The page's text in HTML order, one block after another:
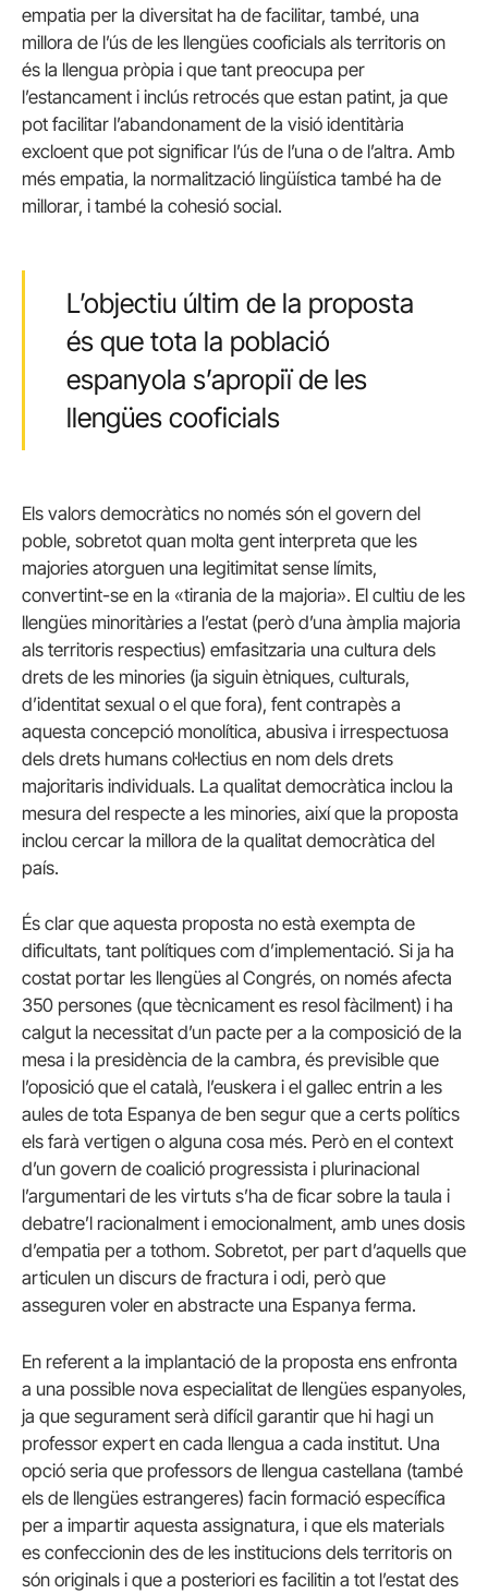
empatia per la diversitat ha de facilitar, també, una
millora de l’ús de les llengües cooficials als territoris on
és la llengua pròpia i que tant preocupa per
l’estancament i inclús retrocés que estan patint, ja que
pot facilitar l’abandonament de la visió identitària
excloent que pot significar l’ús de l’una o de l’altra. Amb
més empatia, la normalització lingüística també ha de
millorar, i també la cohesió social.
L’objectiu últim de la proposta
és que tota la població
espanyola s’apropiï de les
llengües cooficials
Els valors democràtics no només són el govern del
poble, sobretot quan molta gent interpreta que les
majories atorguen una legitimitat sense límits,
convertint-se en la «tirania de la majoria». El cultiu de les
llengües minoritàries a l’estat (però d’una àmplia majoria
als territoris respectius) emfasitzaria una cultura dels
drets de les minories (ja siguin ètniques, culturals,
d’identitat sexual o el que fora), fent contrapès a
aquesta concepció monolítica, abusiva i irrespectuosa
dels drets humans col·lectius en nom dels drets
majoritaris individuals. La qualitat democràtica inclou la
mesura del respecte a les minories, així que la proposta
inclou cercar la millora de la qualitat democràtica del
país.
És clar que aquesta proposta no està exempta de
dificultats, tant polítiques com d’implementació. Si ja ha
costat portar les llengües al Congrés, on només afecta
350 persones (que tècnicament es resol fàcilment) i ha
calgut la necessitat d’un pacte per a la composició de la
mesa i la presidència de la cambra, és previsible que
l’oposició que el català, l’euskera i el gallec entrin a les
aules de tota Espanya de ben segur que a certs polítics
els farà vertigen o alguna cosa més. Però en el context
d’un govern de coalició progressista i plurinacional
l’argumentari de les virtuts s’ha de ficar sobre la taula i
debatre’l racionalment i emocionalment, amb unes dosis
d’empatia per a tothom. Sobretot, per part d’aquells que
articulen un discurs de fractura i odi, però que
asseguren voler en abstracte una Espanya ferma.
En referent a la implantació de la proposta ens enfronta
a una possible nova especialitat de llengües espanyoles,
ja que segurament serà difícil garantir que hi hagi un
professor expert en cada llengua a cada institut. Una
opció seria que professors de llengua castellana (també
els de llengües estrangeres) facin formació específica
per a impartir aquesta assignatura, i que els materials
es confeccionin des de les institucions dels territoris on
són originals i que a posteriori es facilitin a tot l’estat des